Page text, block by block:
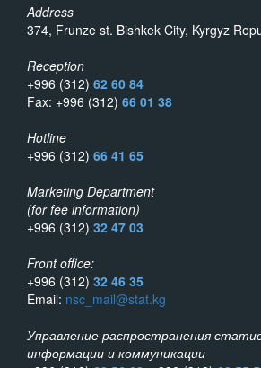
Address
374, Frunze st. Bishkek City, Kyrgyz
Reception
+996 (312) 62 60 84
Fax: +996 (312) 66 01 38
Hotline
+996 (312) 66 41 65
Marketing Department
(for fee information)
+996 (312) 32 47 03
Front office:
+996 (312) 32 46 35
Email: nsc_mail@stat.kg
Управление распространения
информации и коммуникации